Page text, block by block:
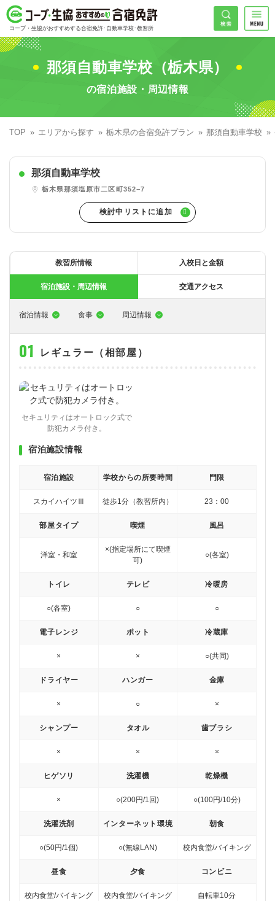
コープ・生協おすすめの合宿免許
コープ・生協がおすすめする合宿免許･自動車学校･教習所
HOME
コープ・生協おすすめの合宿免許ランキング
普通車
大型二輪
準中型車
大型特殊
中型車
大型二種
普通二種
エリアで探す
東北エリア
甲信越エリア
東海エリア
中国エリア
四国エリア
九州エリア
早割
学割
組合員特典
キャンペーンで探す
こだわり条件で探す
コープ合宿免許スタッフがおすすめの教習所
お一人でも安心な教習所
教習料金が安い教習所
温泉プランがある教習所
自炊ができる教習所
ホテルプランがある教習所
入校日で探す
私たちについて
コープ・生協おすすめの合宿免許パンフレット
よくある質問
入校の流れ/スケジュール
給付金制度について
希望免許
地域
希望入校日
71 件が見つかりました
検索
那須自動車学校（栃木県）
の宿泊施設・周辺情報
TOP エリアから探す 栃木県の合宿免許プラン 那須自動車学校
那須自動車学校
栃木県那須塩原市二区町352−7
教習所情報 入校日と金額
宿泊施設・周辺情報 交通アクセス
宿泊情報 食事 周辺情報
レギュラー（相部屋）
セキュリティはオートロック式で
防犯カメラ付き。
宿泊施設情報
宿泊施設
スカイハイツⅢ
学校からの所要時間
徒歩1分（教習所内）
門限
23：00
部屋タイプ
洋室・和室
喫煙
×(指定場所にて喫煙
可)
風呂
○(各室)
トイレ
○(各室)
テレビ
○
冷暖房
○
電子レンジ
×
ポット
×
冷蔵庫
○(共同)
ドライヤー
×
ハンガー
○
金庫
×
シャンプー
×
タオル
×
歯ブラシ
×
ヒゲソリ
×
洗濯機
○(200円/1回)
乾燥機
○(100円/10分)
洗濯洗剤
○(50円/1個)
インターネット環境
○(無線LAN)
朝食
校内食堂/バイキング
昼食
校内食堂/バイキング
夕食
校内食堂/バイキング
コンビニ
自転車10分